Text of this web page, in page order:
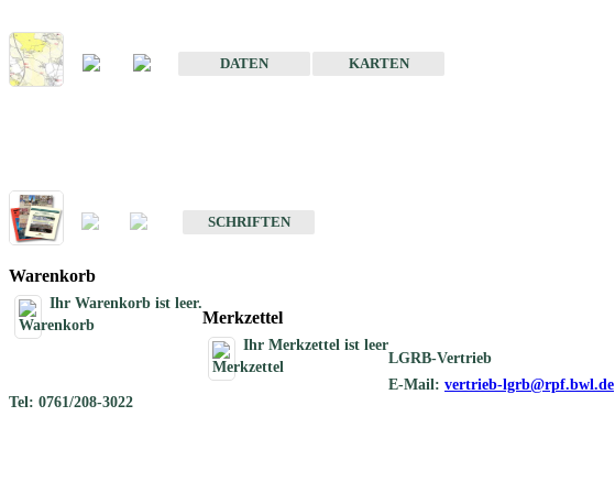
DATEN
KARTEN
SCHRIFTEN
Warenkorb
Ihr Warenkorb ist leer.
Merkzettel
Ihr Merkzettel ist leer
LGRB-Vertrieb
E-Mail: vertrieb-lgrb@rpf.bwl.de
Tel: 0761/208-3022